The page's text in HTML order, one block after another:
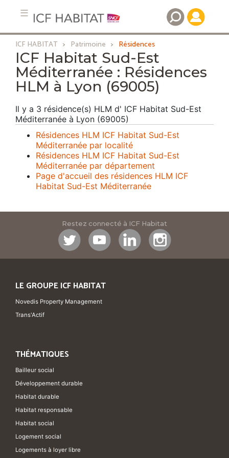
Aller
contenu
principal
ICF HABITAT Patrimoine Résidences
ICF Habitat Sud-Est
Méditerranée : Résidences
HLM à Lyon (69005)
Il y a 3 résidence(s) HLM d' ICF Habitat Sud-Est
Méditerranée à Lyon (69005)
Résidences HLM ICF Habitat Sud-Est
Méditerranée par localité
Résidences HLM ICF Habitat Sud-Est
Méditerranée par département
Page d'accueil des résidences HLM ICF
Habitat Sud-Est Méditerranée
Restez connecté à ICF Habitat
LE GROUPE ICF HABITAT
Novedis Property Management
Trans'Actif
THÉMATIQUES
Bailleur social
Développement durable
Habitat durable
Habitat responsable
Habitat social
Logement social
Logements à loyer libre